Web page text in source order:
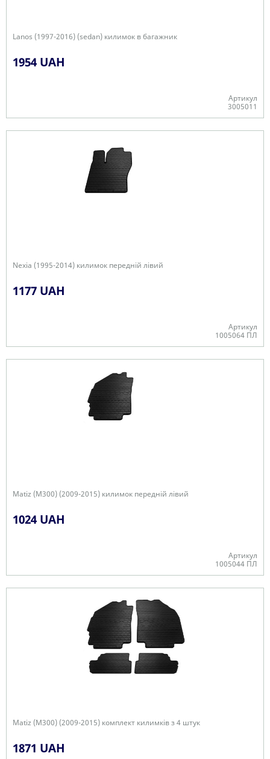
Lanos (1997-2016) (sedan) килимок в багажник
1954 UAH
Артикул
3005011
Nexia (1995-2014) килимок передній лівий
1177 UAH
Артикул
1005064 ПЛ
Matiz (M300) (2009-2015) килимок передній лівий
1024 UAH
Артикул
1005044 ПЛ
Matiz (M300) (2009-2015) комплект килимків з 4 штук
1871 UAH